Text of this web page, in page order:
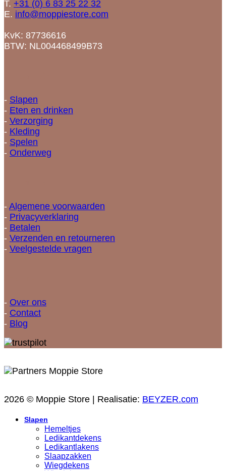
T. +31 (0) 6 83 25 22 32
E. info@moppiestore.com
KvK: 87736616
BTW: NL004468499B73
- Slapen
- Eten en drinken
- Verzorging
- Kleding
- Spelen
- Onderweg
- Algemene voorwaarden
- Privacyverklaring
- Betalen
- Verzenden en retourneren
- Veelgestelde vragen
- Over ons
- Contact
- Blog
2026 © Moppie Store | Realisatie: BEYZER.com
Slapen
Hemeltjes
Ledikantdekens
Ledikantlakens
Slaapzakken
Wiegdekens